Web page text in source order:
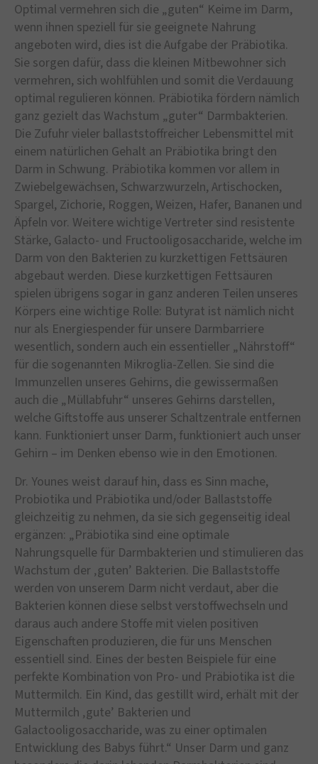
Optimal vermehren sich die „guten“ Keime im Darm,
wenn ihnen speziell für sie geeignete Nahrung
angeboten wird, dies ist die Aufgabe der Präbiotika.
Sie sorgen dafür, dass die kleinen Mitbewohner sich
vermehren, sich wohlfühlen und somit die Verdauung
optimal regulieren können. Präbiotika fördern nämlich
ganz gezielt das Wachstum „guter“ Darmbakterien.
Die Zufuhr vieler ballaststoffreicher Lebensmittel mit
einem natürlichen Gehalt an Präbiotika bringt den
Darm in Schwung. Präbiotika kommen vor allem in
Zwiebelgewächsen, Schwarzwurzeln, Artischocken,
Spargel, Zichorie, Roggen, Weizen, Hafer, Bananen und
Äpfeln vor. Weitere wichtige Vertreter sind resistente
Stärke, Galacto- und Fructooligosaccharide, welche im
Darm von den Bakterien zu kurzkettigen Fettsäuren
abgebaut werden. Diese kurzkettigen Fettsäuren
spielen übrigens sogar in ganz anderen Teilen unseres
Körpers eine wichtige Rolle: Butyrat ist nämlich nicht
nur als Energiespender für unsere Darmbarriere
wesentlich, sondern auch ein essentieller „Nährstoff“
für die sogenannten Mikroglia-Zellen. Sie sind die
Immunzellen unseres Gehirns, die gewissermaßen
auch die „Müllabfuhr“ unseres Gehirns darstellen,
welche Giftstoffe aus unserer Schaltzentrale entfernen
kann. Funktioniert unser Darm, funktioniert auch unser
Gehirn – im Denken ebenso wie in den Emotionen.
Dr. Younes weist darauf hin, dass es Sinn mache,
Probiotika und Präbiotika und/oder Ballaststoffe
gleichzeitig zu nehmen, da sie sich gegenseitig ideal
ergänzen: „Präbiotika sind eine optimale
Nahrungsquelle für Darmbakterien und stimulieren das
Wachstum der ‚guten’ Bakterien. Die Ballaststoffe
werden von unserem Darm nicht verdaut, aber die
Bakterien können diese selbst verstoffwechseln und
daraus auch andere Stoffe mit vielen positiven
Eigenschaften produzieren, die für uns Menschen
essentiell sind. Eines der besten Beispiele für eine
perfekte Kombination von Pro- und Präbiotika ist die
Muttermilch. Ein Kind, das gestillt wird, erhält mit der
Muttermilch ‚gute’ Bakterien und
Galactooligosaccharide, was zu einer optimalen
Entwicklung des Babys führt.“ Unser Darm und ganz